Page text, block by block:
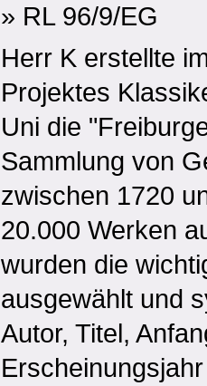
» RL 96/9/EG
Herr K erstellte
Projektes
Uni die
Sammlung von
zwischen 1720
20.000 Werken
wurden die
ausgewählt und
Autor, Titel,